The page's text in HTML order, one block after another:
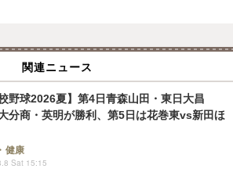
関連ニュース
校野球2026夏】第4日青森山田・東日大昌
分商・英明が勝利、第5日は花巻東vs新田ほ
健康
Sat 15:15